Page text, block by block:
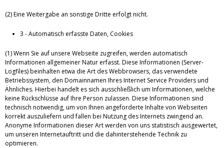
(2) Eine Weitergabe an sonstige Dritte erfolgt nicht.
3 - Automatisch erfasste Daten, Cookies
(1) Wenn Sie auf unsere Webseite zugreifen, werden automatisch
Informationen allgemeiner Natur erfasst. Diese Informationen (Server-
Logfiles) beinhalten etwa die Art des Webbrowsers, das verwendete
Betriebssystem, den Domainnamen Ihres Internet Service Providers und
Ähnliches. Hierbei handelt es sich ausschließlich um Informationen, welche
keine Rückschlüsse auf Ihre Person zulassen. Diese Informationen sind
technisch notwendig, um von Ihnen angeforderte Inhalte von Webseiten
korrekt auszuliefern und fallen bei Nutzung des Internets zwingend an.
Anonyme Informationen dieser Art werden von uns statistisch ausgewertet,
um unseren Internetauftritt und die dahinterstehende Technik zu
optimieren.